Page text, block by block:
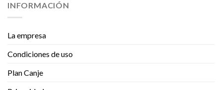
INFORMACIÓN
La empresa
Condiciones de uso
Plan Canje